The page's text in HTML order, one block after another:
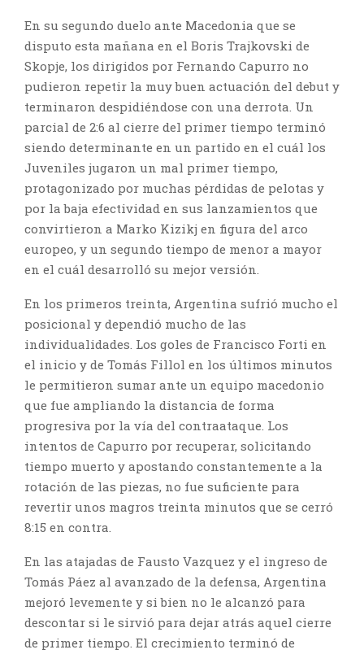
En su segundo duelo ante Macedonia que se
disputo esta mañana en el Boris Trajkovski de
Skopje, los dirigidos por Fernando Capurro no
pudieron repetir la muy buen actuación del debut y
terminaron despidiéndose con una derrota. Un
parcial de 2:6 al cierre del primer tiempo terminó
siendo determinante en un partido en el cuál los
Juveniles jugaron un mal primer tiempo,
protagonizado por muchas pérdidas de pelotas y
por la baja efectividad en sus lanzamientos que
convirtieron a Marko Kizikj en figura del arco
europeo, y un segundo tiempo de menor a mayor
en el cuál desarrolló su mejor versión.
En los primeros treinta, Argentina sufrió mucho el
posicional y dependió mucho de las
individualidades. Los goles de Francisco Forti en
el inicio y de Tomás Fillol en los últimos minutos
le permitieron sumar ante un equipo macedonio
que fue ampliando la distancia de forma
progresiva por la vía del contraataque. Los
intentos de Capurro por recuperar, solicitando
tiempo muerto y apostando constantemente a la
rotación de las piezas, no fue suficiente para
revertir unos magros treinta minutos que se cerró
8:15 en contra.
En las atajadas de Fausto Vazquez y el ingreso de
Tomás Páez al avanzado de la defensa, Argentina
mejoró levemente y si bien no le alcanzó para
descontar si le sirvió para dejar atrás aquel cierre
de primer tiempo. El crecimiento terminó de